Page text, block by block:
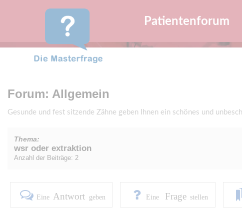
Patientenforum
Forum: Allgemein
Gesunde und fest sitzende Zähne geben Ihnen ein schönes und
Thema:
wsr oder extraktion
Anzahl der Beiträge: 2
Eine Antwort geben Eine Frage stellen